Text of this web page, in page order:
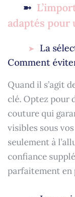
adaptés
La
Comment
Quand il s’agit
clé. Optez pour
couture qui
visibles sous
seulement à
confiance
parfaitement en